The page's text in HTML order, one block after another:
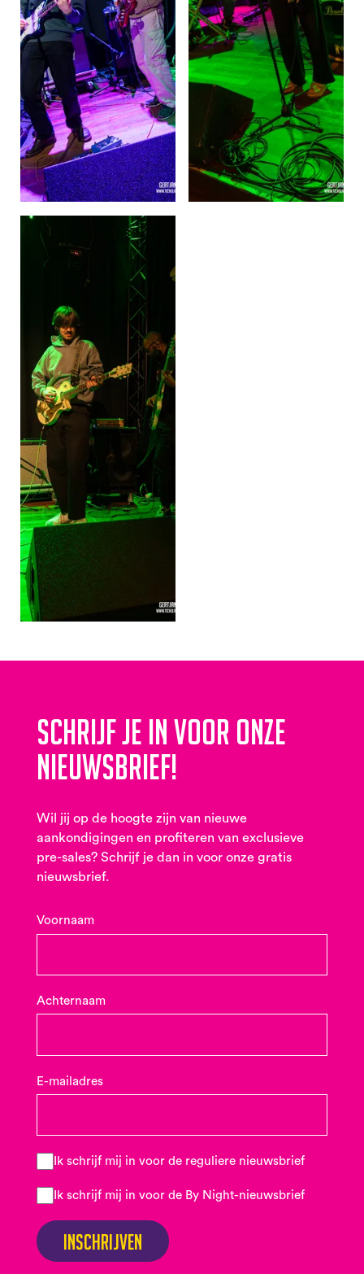
Schrijf je in voor onze
nieuwsbrief!
Wil jij op de hoogte zijn van nieuwe
aankondigingen en profiteren van exclusieve
pre-sales? Schrijf je dan in voor onze gratis
nieuwsbrief.
Voornaam
Achternaam
E-mailadres
Ik schrijf mij in voor de reguliere nieuwsbrief
Ik schrijf mij in voor de By Night-nieuwsbrief
Inschrijven